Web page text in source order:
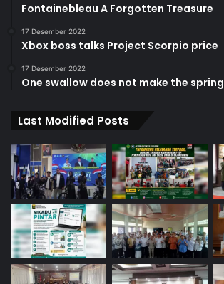
Fontainebleau A Forgotten Treasure
17 Desember 2022
Xbox boss talks Project Scorpio price
17 Desember 2022
One swallow does not make the spring
Last Modified Posts